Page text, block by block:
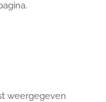
weergegeven